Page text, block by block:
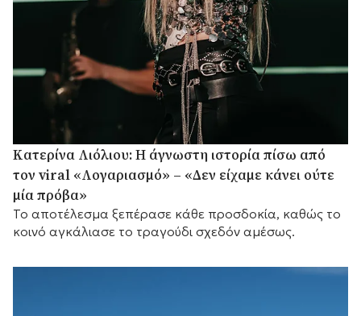
Κατερίνα Λιόλιου: Η άγνωστη ιστορία πίσω από
τον viral «Λογαριασμό» – «Δεν είχαμε κάνει ούτε
μία πρόβα»
Το αποτέλεσμα ξεπέρασε κάθε προσδοκία, καθώς το
κοινό αγκάλιασε το τραγούδι σχεδόν αμέσως.